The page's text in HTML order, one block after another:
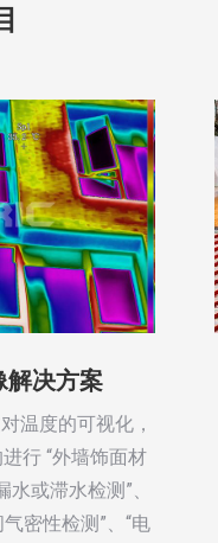
：
解决方案
温度的可视化，
行 “外墙饰面材
或滞水检测”、
密性检测”、“电